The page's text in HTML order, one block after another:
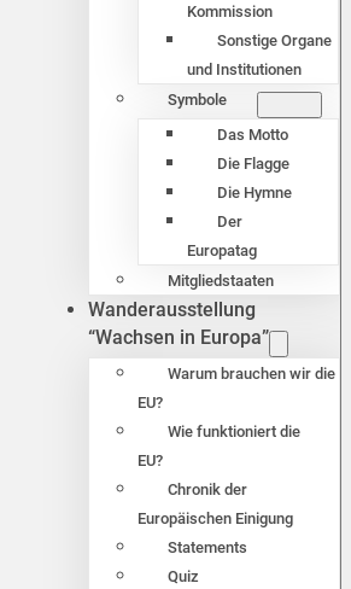
Kommission
Sonstige Organe
und Institutionen
Symbole
Das Motto
Die Flagge
Die Hymne
Der
Europatag
Mitgliedstaaten
Wanderausstellung
“Wachsen in Europa”
Warum brauchen wir die
EU?
Wie funktioniert die
EU?
Chronik der
Europäischen Einigung
Statements
Quiz